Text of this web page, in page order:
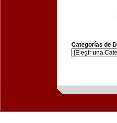
Categorías de